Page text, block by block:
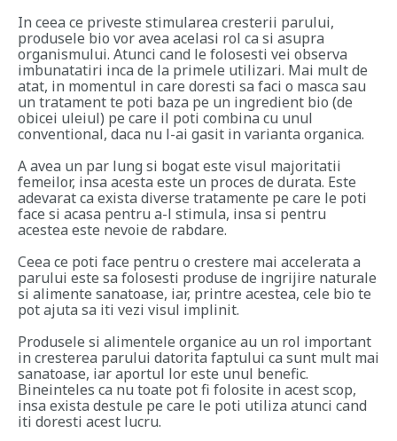
In ceea ce priveste stimularea cresterii parului,
produsele bio vor avea acelasi rol ca si asupra
organismului. Atunci cand le folosesti vei observa
imbunatatiri inca de la primele utilizari. Mai mult de
atat, in momentul in care doresti sa faci o masca sau
un tratament te poti baza pe un ingredient bio (de
obicei uleiul) pe care il poti combina cu unul
conventional, daca nu l-ai gasit in varianta organica.
A avea un par lung si bogat este visul majoritatii
femeilor, insa acesta este un proces de durata. Este
adevarat ca exista diverse tratamente pe care le poti
face si acasa pentru a-l stimula, insa si pentru
acestea este nevoie de rabdare.
Ceea ce poti face pentru o crestere mai accelerata a
parului este sa folosesti produse de ingrijire naturale
si alimente sanatoase, iar, printre acestea, cele bio te
pot ajuta sa iti vezi visul implinit.
Produsele si alimentele organice au un rol important
in cresterea parului datorita faptului ca sunt mult mai
sanatoase, iar aportul lor este unul benefic.
Bineinteles ca nu toate pot fi folosite in acest scop,
insa exista destule pe care le poti utiliza atunci cand
iti doresti acest lucru.